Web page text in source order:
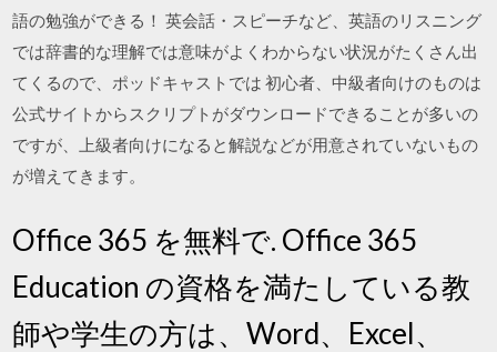
語の勉強ができる！ 英会話・スピーチなど、英語のリスニング
では辞書的な理解では意味がよくわからない状況がたくさん出
てくるので、ポッドキャストでは 初心者、中級者向けのものは
公式サイトからスクリプトがダウンロードできることが多いの
ですが、上級者向けになると解説などが用意されていないもの
が増えてきます。
Office 365 を無料で. Office 365
Education の資格を満たしている教
師や学生の方は、Word、Excel、